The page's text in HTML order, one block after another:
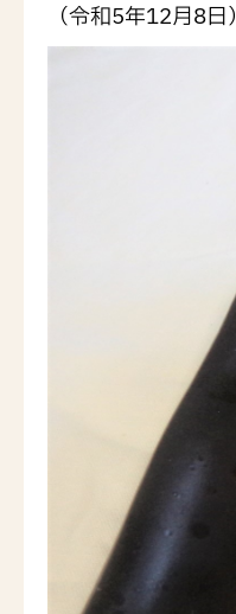
（令和5年12月8日）